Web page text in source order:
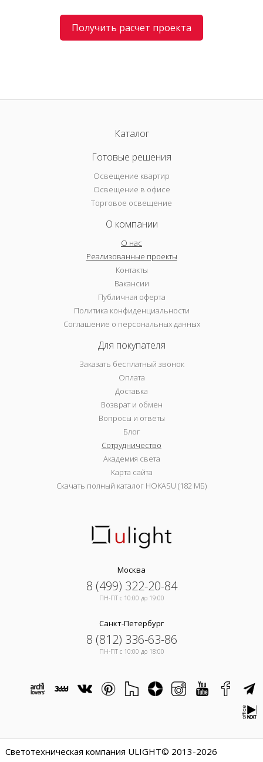
Получить расчет проекта
Каталог
Готовые решения
Освещение квартир
Освещение в офисе
Торговое освещение
О компании
О нас
Реализованные проекты
Контакты
Вакансии
Публичная оферта
Политика конфиденциальности
Соглашение о персональных данных
Для покупателя
Заказать бесплатный звонок
Оплата
Доставка
Возврат и обмен
Вопросы и ответы
Блог
Сотрудничество
Академия света
Карта сайта
Скачать полный каталог HOKASU (182 МБ)
Москва
8 (499) 322-20-84
ПН-ПТ c 10:00 до 19:00
Санкт-Петербург
8 (812) 336-63-86
ПН-ПТ c 10:00 до 18:00
Светотехническая компания ULIGHT© 2013-2026